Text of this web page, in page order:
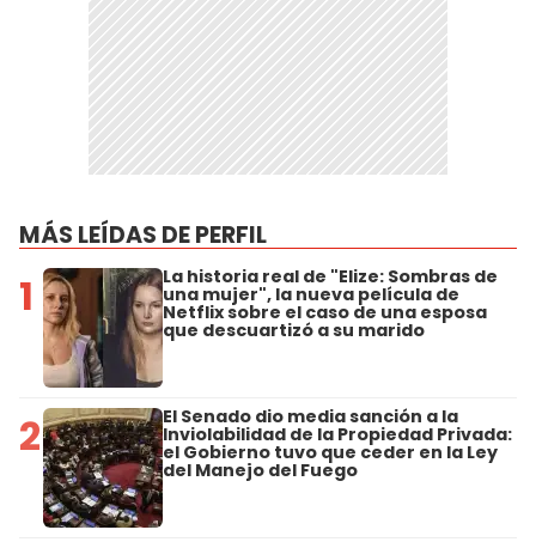
MÁS LEÍDAS DE PERFIL
1 La historia real de "Elize: Sombras de
una mujer", la nueva película de
Netflix sobre el caso de una esposa
que descuartizó a su marido
2 El Senado dio media sanción a la
Inviolabilidad de la Propiedad Privada:
el Gobierno tuvo que ceder en la Ley
del Manejo del Fuego